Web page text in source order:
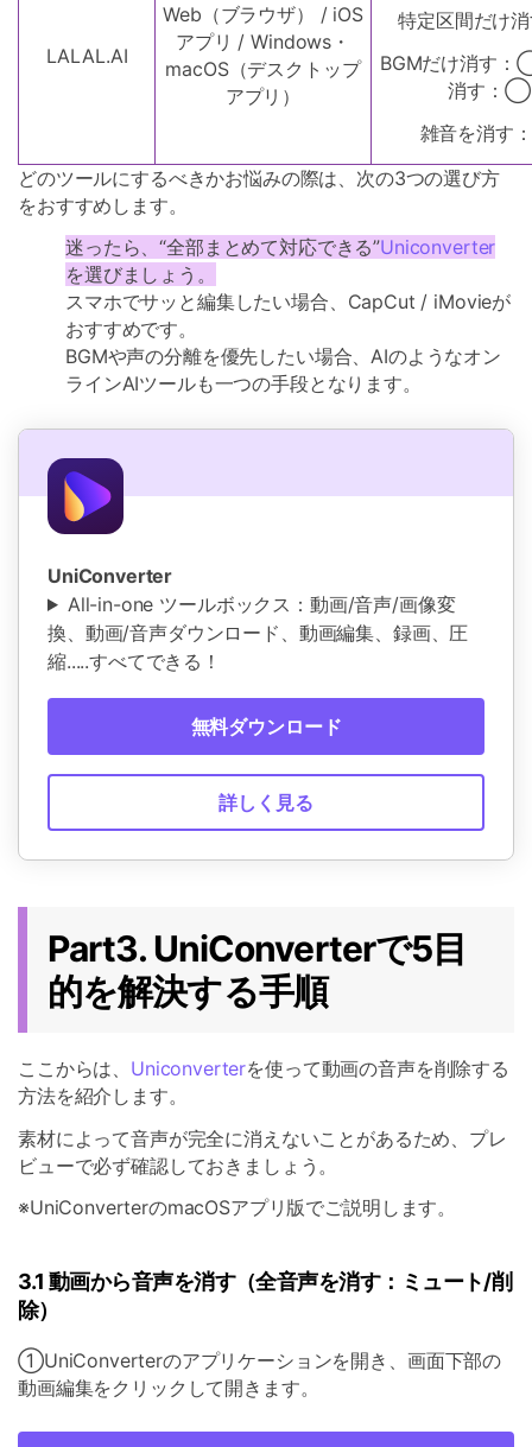
LALAL.AI
Web（ブラウザ） / iOS
アプリ / Windows・
macOS（デスクトップ
アプリ）
特定区間だけ
BGMだけ消す
消す：◯
雑音を消す
どのツールにするべきかお悩みの際は、次の3つの選び方
をおすすめします。
迷ったら、“全部まとめて対応できる”Uniconverter
を選びましょう。
スマホでサッと編集したい場合、CapCut / iMovieが
おすすめです。
BGMや声の分離を優先したい場合、AIのようなオン
ラインAIツールも一つの手段となります。
UniConverter
All-in-one ツールボックス：動画/音声/画像変
換、動画/音声ダウンロード、動画編集、録画、圧
縮.....すべてできる！
無料ダウンロード
詳しく見る
Part3. UniConverterで5目
的を解決する手順
ここからは、 Uniconverterを使って動画の音声を削除する
方法を紹介します。
素材によって音声が完全に消えないことがあるため、プレ
ビューで必ず確認しておきましょう。
※UniConverterのmacOSアプリ版でご説明します。
3.1 動画から音声を消す（全音声を消す：ミュート/削
除）
①UniConverterのアプリケーションを開き、画面下部の
動画編集をクリックして開きます。